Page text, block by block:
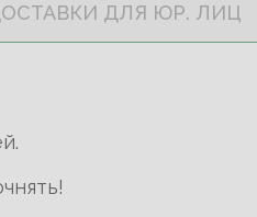
ДЛЯ ЮР. ЛИЦ